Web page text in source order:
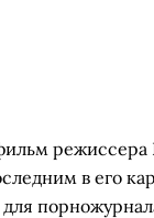
режиссера
в его